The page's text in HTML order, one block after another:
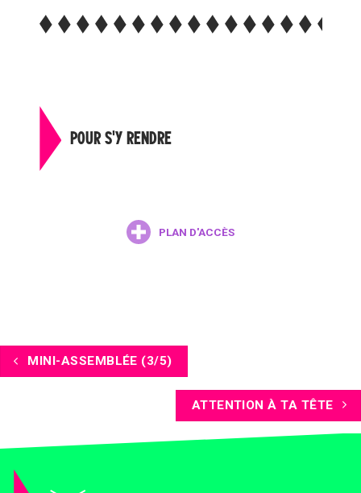
POUR S'Y RENDRE
PLAN D'ACCÈS
MINI-ASSEMBLÉE (3/5)
ATTENTION À TA TÊTE